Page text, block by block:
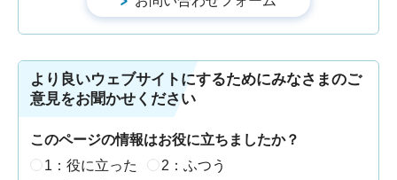
より良いウェブサイトにするためにみなさまのご
意見をお聞かせください
このページの情報はお役に立ちましたか？
1：役に立った
2：ふつう